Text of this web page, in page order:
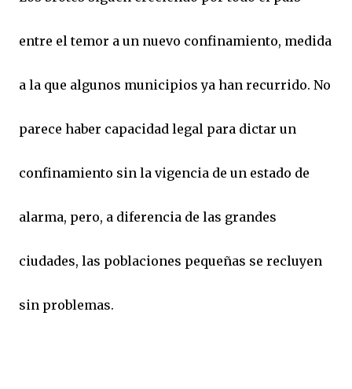
entre el temor a un nuevo confinamiento, medida
a la que algunos municipios ya han recurrido. No
parece haber capacidad legal para dictar un
confinamiento sin la vigencia de un estado de
alarma, pero, a diferencia de las grandes
ciudades, las poblaciones pequeñas se recluyen
sin problemas.